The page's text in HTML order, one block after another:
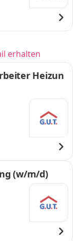
erhalten
Heizun
(w/m/d)